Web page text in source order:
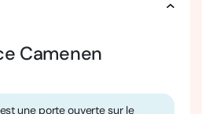
Camenen
une porte ouverte sur le